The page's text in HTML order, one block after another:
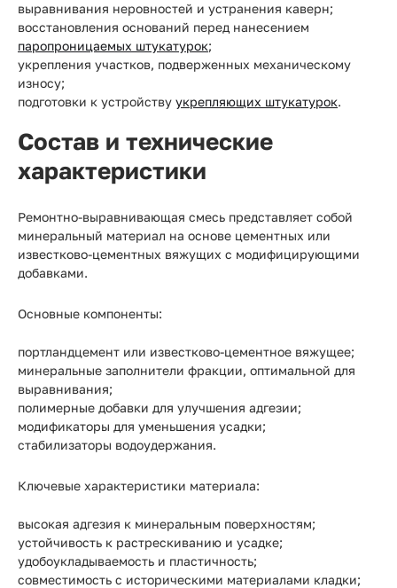
выравнивания неровностей и устранения каверн;
восстановления оснований перед нанесением
паропроницаемых штукатурок;
укрепления участков, подверженных механическому
износу;
подготовки к устройству укрепляющих штукатурок.
Состав и технические
характеристики
Ремонтно-выравнивающая смесь представляет собой
минеральный материал на основе цементных или
известково-цементных вяжущих с модифицирующими
добавками.
Основные компоненты:
портландцемент или известково-цементное вяжущее;
минеральные заполнители фракции, оптимальной для
выравнивания;
полимерные добавки для улучшения адгезии;
модификаторы для уменьшения усадки;
стабилизаторы водоудержания.
Ключевые характеристики материала:
высокая адгезия к минеральным поверхностям;
устойчивость к растрескиванию и усадке;
удобоукладываемость и пластичность;
совместимость с историческими материалами кладки;